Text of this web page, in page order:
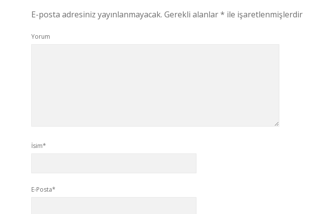
E-posta adresiniz yayınlanmayacak. Gerekli alanlar* ile işaretlenmişlerdir
Yorum
İsim*
E-Posta*